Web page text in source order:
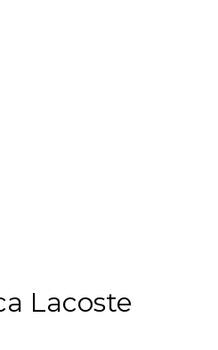
Lacoste